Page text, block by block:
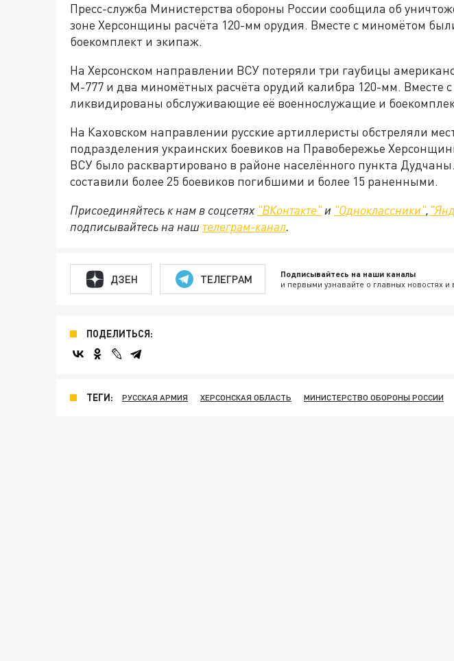
Пресс-служба Министерства обороны России сообщила об
зоне Херсонщины расчёта 120-мм орудия. Вместе с миномётом
боекомплект и экипаж.
На Херсонском направлении ВСУ потеряли три гаубицы
М-777 и два миномётных расчёта орудий калибра 120-мм. Вместе
ликвидированы обслуживающие её военнослужащие и
На Каховском направлении русские артиллеристы обстреляли
подразделения украинских боевиков на Правобережье
ВСУ было расквартировано в районе населённого пункта
составили более 25 боевиков погибшими и более 15 раненными.
Присоединяйтесь к нам в соцсетях "ВКонтакте"и "Одноклассники",
подписывайтесь на наш телеграм-канал.
ДЗЕН ТЕЛЕГРАМ Подписывайтесь на наши каналы
и первыми узнавайте о главных новостях
ПОДЕЛИТЬСЯ:
ТЕГИ: РУССКАЯ АРМИЯ ХЕРСОНСКАЯ ОБЛАСТЬ МИНИСТЕРСТВО ОБОРОНЫ РОССИИ